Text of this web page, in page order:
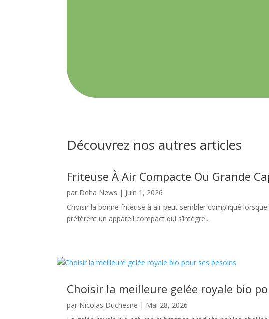
Découvrez nos autres articles
Friteuse À Air Compacte Ou Grande
par Deha News | Juin 1, 2026
Choisir la bonne friteuse à air peut sembler compliqué
préfèrent un appareil compact qui s’intègre...
Choisir la meilleure gelée royale bio
par Nicolas Duchesne | Mai 28, 2026